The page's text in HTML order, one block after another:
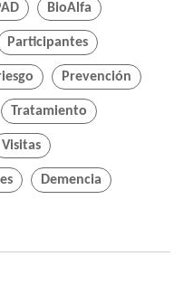
BioAlfa
Participantes
Prevención
Tratamiento
Visitas
Demencia